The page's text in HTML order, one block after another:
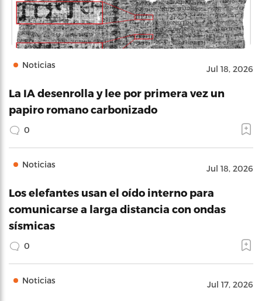
Noticias Jul 18, 2026
La IA desenrolla y lee por primera vez un
papiro romano carbonizado
0
Noticias Jul 18, 2026
Los elefantes usan el oído interno para
comunicarse a larga distancia con ondas
sísmicas
0
Noticias Jul 17, 2026